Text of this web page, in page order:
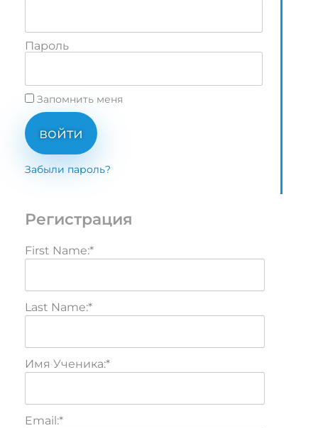
Пароль
Запомнить меня
войти
Забыли пароль?
Регистрация
First Name:*
Last Name:*
Имя Ученика:*
Email:*